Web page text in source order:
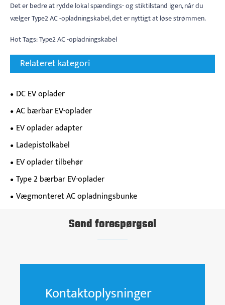
Det er bedre at rydde lokal spændings- og stiktilstand igen, når du
vælger Type2 AC -opladningskabel, det er nyttigt at løse strømmen.
Hot Tags: Type2 AC -opladningskabel
Relateret kategori
DC EV oplader
AC bærbar EV-oplader
EV oplader adapter
Ladepistolkabel
EV oplader tilbehør
Type 2 bærbar EV-oplader
Vægmonteret AC opladningsbunke
Send forespørgsel
Kontaktoplysninger